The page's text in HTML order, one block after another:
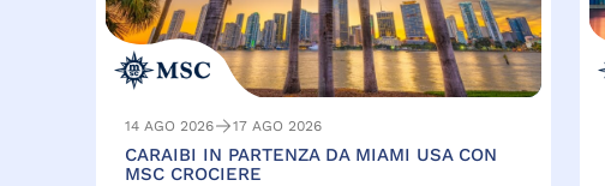
14 AGO 2026 17 AGO 2026
CARAIBI IN PARTENZA DA MIAMI USA CON
MSC CROCIERE